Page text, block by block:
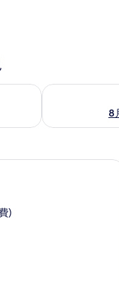
況
8
查看明天 (8月
內保險箱、遮光布/窗簾、免
)